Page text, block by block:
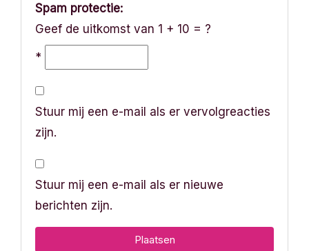
Spam protectie:
Geef de uitkomst van 1 + 10 = ?
*
Stuur mij een e-mail als er vervolgreacties
zijn.
Stuur mij een e-mail als er nieuwe
berichten zijn.